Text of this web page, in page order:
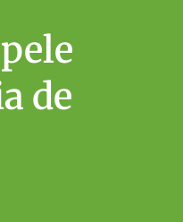
de